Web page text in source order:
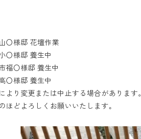
〇様邸 花壇作業
〇様邸 養生中
福〇様邸 養生中
〇様邸 養生中
より変更または中止する場合があります。
ほどよろしくお願いいたします。